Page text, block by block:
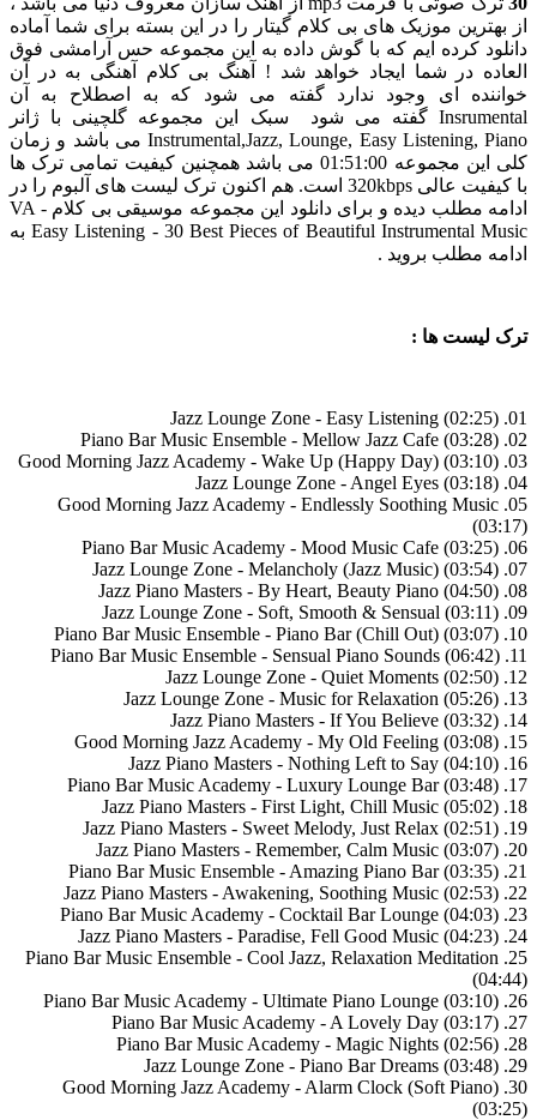
از بهترین موزیک های بی کلام گیتار را در این بسته برای شما آماده
دانلود کرده ایم که با گوش داده به این مجموعه حس آرامشی فوق
العاده در شما ایجاد خواهد شد ! آهنگ بی کلام آهنگی به در آن
خواننده ای وجود ندارد گفته می شود که به اصطلاح به آن
Insrumental گفته می شود سبک این مجموعه گلچینی با ژانر
Instrumental,Jazz, Lounge, Easy Listening, Piano می باشد و زمان
کلی این مجموعه 01:51:00 می باشد همچنین کیفیت تمامی ترک ها
با کیفیت عالی 320kbps است. هم اکنون ترک لیست های آلبوم را در
ادامه مطلب دیده و برای دانلود این مجموعه موسیقی بی کلام VA -
Easy Listening - 30 Best Pieces of Beautiful Instrumental Music به
ادامه مطلب بروید .
ترک لیست ها :
01. Jazz Lounge Zone - Easy Listening (02:25)
02. Piano Bar Music Ensemble - Mellow Jazz Cafe (03:28)
03. Good Morning Jazz Academy - Wake Up (Happy Day) (03:10)
04. Jazz Lounge Zone - Angel Eyes (03:18)
05. Good Morning Jazz Academy - Endlessly Soothing Music
(03:17)
06. Piano Bar Music Academy - Mood Music Cafe (03:25)
07. Jazz Lounge Zone - Melancholy (Jazz Music) (03:54)
08. Jazz Piano Masters - By Heart, Beauty Piano (04:50)
09. Jazz Lounge Zone - Soft, Smooth & Sensual (03:11)
10. Piano Bar Music Ensemble - Piano Bar (Chill Out) (03:07)
11. Piano Bar Music Ensemble - Sensual Piano Sounds (06:42)
12. Jazz Lounge Zone - Quiet Moments (02:50)
13. Jazz Lounge Zone - Music for Relaxation (05:26)
14. Jazz Piano Masters - If You Believe (03:32)
15. Good Morning Jazz Academy - My Old Feeling (03:08)
16. Jazz Piano Masters - Nothing Left to Say (04:10)
17. Piano Bar Music Academy - Luxury Lounge Bar (03:48)
18. Jazz Piano Masters - First Light, Chill Music (05:02)
19. Jazz Piano Masters - Sweet Melody, Just Relax (02:51)
20. Jazz Piano Masters - Remember, Calm Music (03:07)
21. Piano Bar Music Ensemble - Amazing Piano Bar (03:35)
22. Jazz Piano Masters - Awakening, Soothing Music (02:53)
23. Piano Bar Music Academy - Cocktail Bar Lounge (04:03)
24. Jazz Piano Masters - Paradise, Fell Good Music (04:23)
25. Piano Bar Music Ensemble - Cool Jazz, Relaxation Meditation
(04:44)
26. Piano Bar Music Academy - Ultimate Piano Lounge (03:10)
27. Piano Bar Music Academy - A Lovely Day (03:17)
28. Piano Bar Music Academy - Magic Nights (02:56)
29. Jazz Lounge Zone - Piano Bar Dreams (03:48)
30. Good Morning Jazz Academy - Alarm Clock (Soft Piano)
(03:25)